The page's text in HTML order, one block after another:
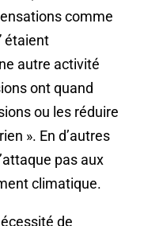
comme
étaient
autre activité
ont quand
ou les réduire
». En d’autres
pas aux
climatique.
de